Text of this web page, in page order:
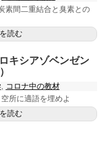
素間二重結合と臭素との
読む
キシアゾベンゼン
, コロナ中の教材
所に適語を埋めよ
読む